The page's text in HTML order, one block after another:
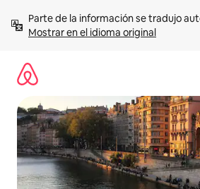
contenidoMostrar en el idioma original